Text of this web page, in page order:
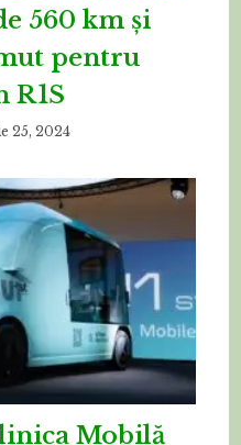
560 km și
pentru
R1S
25, 2024
Mobilă